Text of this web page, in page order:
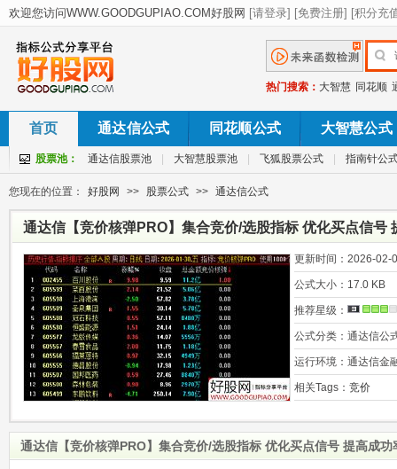
热门搜索： 大智慧 同花顺
首页 通达信公式 同花顺公式 大智慧公式
股票池： 通达信股票池 大智慧股票池 飞狐股票公式 指南针公
您现在的位置： 好股网 >> 股票公式 >> 通达信公式
通达信【竞价核弹PRO】集合竞价/选股指标 优化买点信号
更新时间： 2026-02-
公式大小： 17.0 KB
推荐星级：
公式分类： 通达信公
运行环境： 通达信金
相关Tags： 竞价
通达信【竞价核弹PRO】集合竞价/选股指标 优化买点信号 提高成功